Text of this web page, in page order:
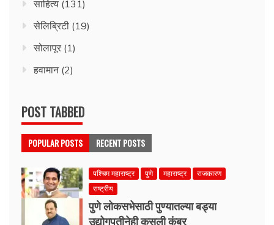
साहित्य (131)
सेलिब्रिटी (19)
सोलापूर (1)
हवामान(2)
POST TABBED
POPULAR POSTS RECENT POSTS
पश्चिम महाराष्ट्र पुणे महाराष्ट्र
राजकारण
राष्ट्रीय
पुणे लोकसभेसाठी पुण्यातल्या बड्या
उद्योगपतीनेही कसली कंबर